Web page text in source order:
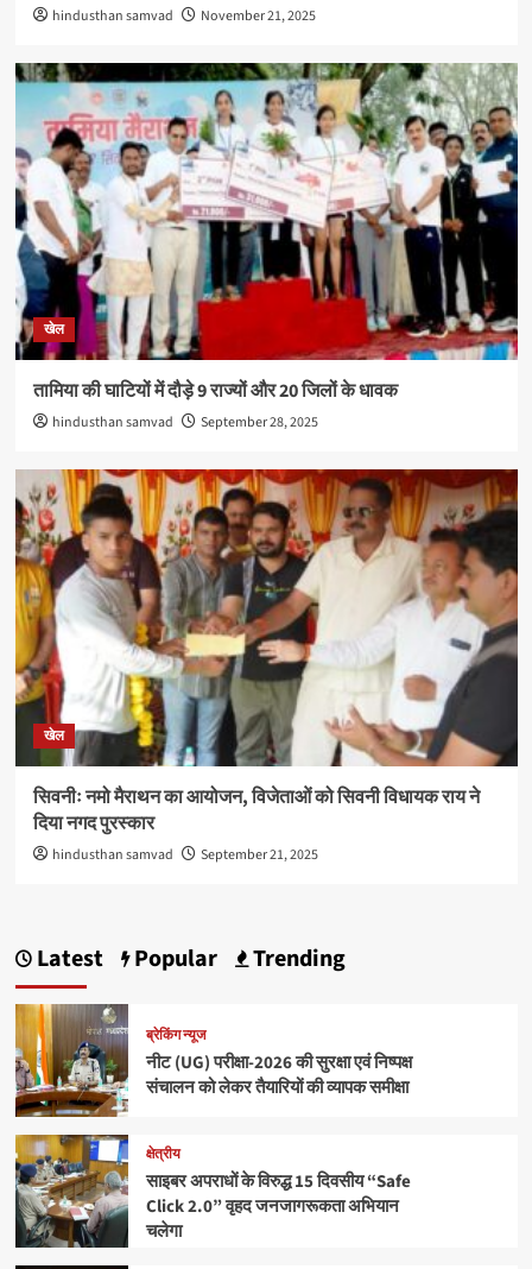
hindusthan samvad November 21, 2025
खेल
तामिया की घाटियों में दौड़े 9 राज्यों और 20 जिलों के धावक
hindusthan samvad September 28, 2025
खेल
सिवनीः नमो मैराथन का आयोजन, विजेताओं को सिवनी विधायक राय ने
दिया नगद पुरस्कार
hindusthan samvad September 21, 2025
Latest Popular Trending
ब्रेकिंग न्यूज
नीट (UG) परीक्षा-2026 की सुरक्षा एवं निष्पक्ष
संचालन को लेकर तैयारियों की व्यापक समीक्षा
क्षेत्रीय
साइबर अपराधों के विरुद्ध 15 दिवसीय “Safe
Click 2.0” वृहद जनजागरूकता अभियान
चलेगा